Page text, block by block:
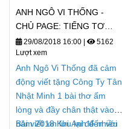
ANH NGÔ VI THỐNG -
CHỦ PAGE: TIẾNG TƠ
LÒNG CẢM NHẬN - TỪ
2018
29/08/2018 16:00 |
5162
Lượt xem
Anh Ngô Vi Thống đã cảm
động viết tặng Công Ty Tân
Nhật Minh 1 bài thơ ấm
lòng và đầy chân thật vào
năm 2018 Khi Anh đến với
Bài viết xin lưu lại để nhiều